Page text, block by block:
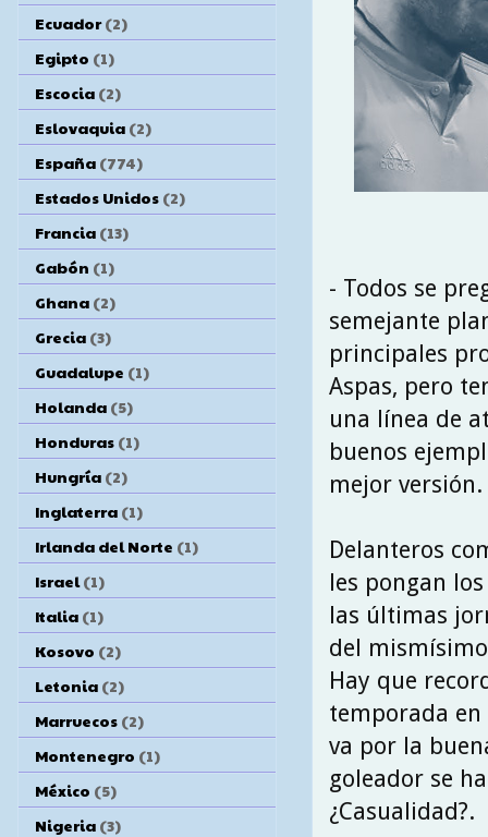
- Todos se
semejante
principales
Aspas, pero
una línea de
buenos
mejor versión.
Delanteros
les pongan
las últimas
del
Hay que
temporada en
va por la
goleador se
¿Casualidad?.
Ecuador (2)
Egipto (1)
Escocia (2)
Eslovaquia (2)
España (774)
Estados Unidos (2)
Francia (13)
Gabón (1)
Ghana (2)
Grecia (3)
Guadalupe (1)
Holanda (5)
Honduras (1)
Hungría (2)
Inglaterra (1)
Irlanda del Norte (1)
Israel (1)
Italia (1)
Kosovo (2)
Letonia (2)
Marruecos (2)
Montenegro (1)
México (5)
Nigeria (3)